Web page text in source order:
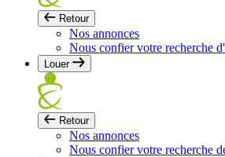
Retour
Nos annonces
Nous confier votre recherche
Louer
Retour
Nos annonces
Nous confier votre recherche